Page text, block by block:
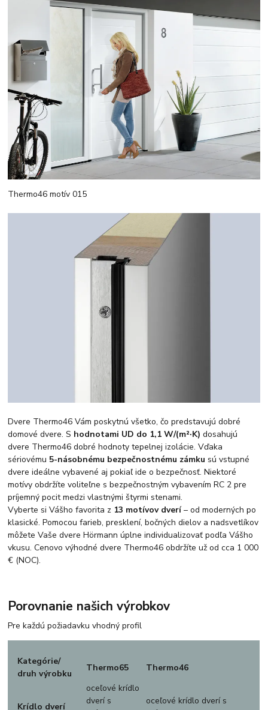
Thermo46 motív 015
Dvere Thermo46 Vám poskytnú všetko, čo predstavujú dobré
domové dvere. S hodnotami UD do 1,1 W/(m²·K) dosahujú
dvere Thermo46 dobré hodnoty tepelnej izolácie. Vďaka
sériovému 5-násobnému bezpečnostnému zámku sú vstupné
dvere ideálne vybavené aj pokiaľ ide o bezpečnosť. Niektoré
motívy obdržíte voliteľne s bezpečnostným vybavením RC 2 pre
príjemný pocit medzi vlastnými štyrmi stenami.
Vyberte si Vášho favorita z 13 motívov dverí– od moderných po
klasické. Pomocou farieb, presklení, bočných dielov a nadsvetlíkov
môžete Vaše dvere Hörmann úplne individualizovať podľa Vášho
vkusu. Cenovo výhodné dvere Thermo46 obdržíte už od cca 1 000
€ (NOC).
Porovnanie našich výrobkov
Pre každú požiadavku vhodný profil
Kategórie/
druh výrobku
Thermo65 Thermo46
Krídlo dverí
oceľové krídlo
dverí s
oceľové krídlo dverí s